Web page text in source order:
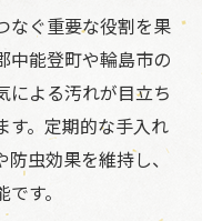
で修理する方法
としとコツ
体的なステップ
ンテナンスのコ
の工夫
なぐ重要な役割を果
中能登町や輪島市の
による汚れが目立ち
す。定期的な手入れ
防虫効果を維持し、
す。